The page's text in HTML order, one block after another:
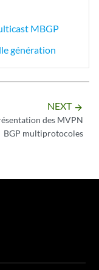
MBGP
génération
NEXT arrow_forward
des MVPN
BGP multiprotocoles